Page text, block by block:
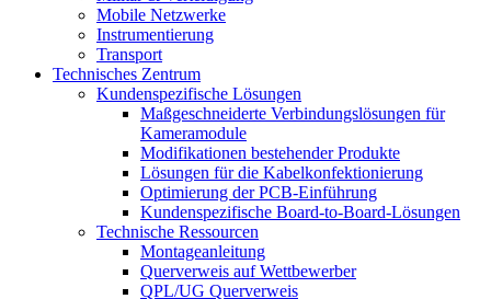
Mobile Netzwerke
Instrumentierung
Transport
Technisches Zentrum
Kundenspezifische Lösungen
Maßgeschneiderte Verbindungslösungen für
Kameramodule
Modifikationen bestehender Produkte
Lösungen für die Kabelkonfektionierung
Optimierung der PCB-Einführung
Kundenspezifische Board-to-Board-Lösungen
Technische Ressourcen
Montageanleitung
Querverweis auf Wettbewerber
QPL/UG Querverweis